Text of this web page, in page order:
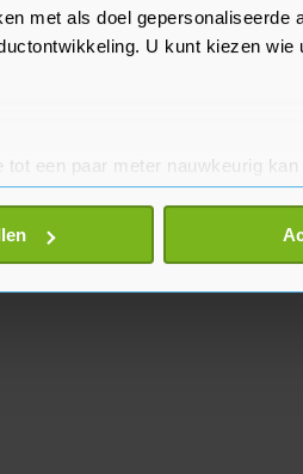
met als doel gepersonaliseerde
U kunt kiezen wie
een paar meter nauwkeurig kan
eigenschappen
en stel uw voorkeuren in het